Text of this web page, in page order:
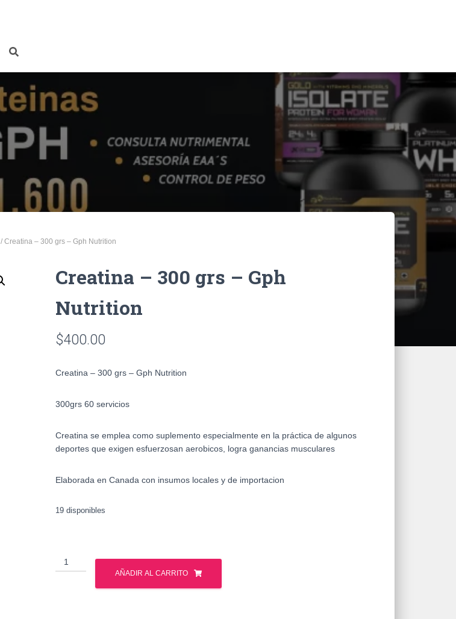
/ Creatina – 300 grs – Gph Nutrition
Creatina – 300 grs – Gph
Nutrition
$400.00
Creatina – 300 grs – Gph Nutrition
300grs 60 servicios
Creatina se emplea como suplemento especialmente en la práctica de algunos
deportes que exigen esfuerzosan aerobicos, logra ganancias musculares
Elaborada en Canada con insumos locales y de importacion
19 disponibles
Creatina
-
AÑADIR AL CARRITO